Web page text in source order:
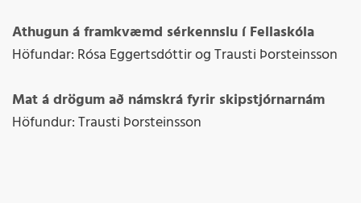
Athugun á framkvæmd sérkennslu í Fellaskóla
Höfundar: Rósa Eggertsdóttir og Trausti Þorsteinsson
Mat á drögum að námskrá fyrir skipstjórnarnám
Höfundur: Trausti Þorsteinsson